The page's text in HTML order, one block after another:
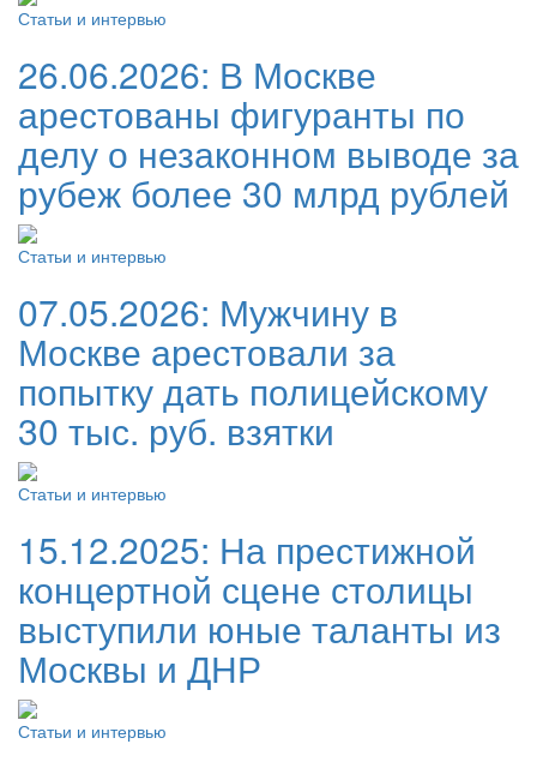
Статьи и интервью
26.06.2026: В Москве
арестованы фигуранты по
делу о незаконном выводе за
рубеж более 30 млрд рублей
Статьи и интервью
07.05.2026: Мужчину в
Москве арестовали за
попытку дать полицейскому
30 тыс. руб. взятки
Статьи и интервью
15.12.2025: На престижной
концертной сцене столицы
выступили юные таланты из
Москвы и ДНР
Статьи и интервью